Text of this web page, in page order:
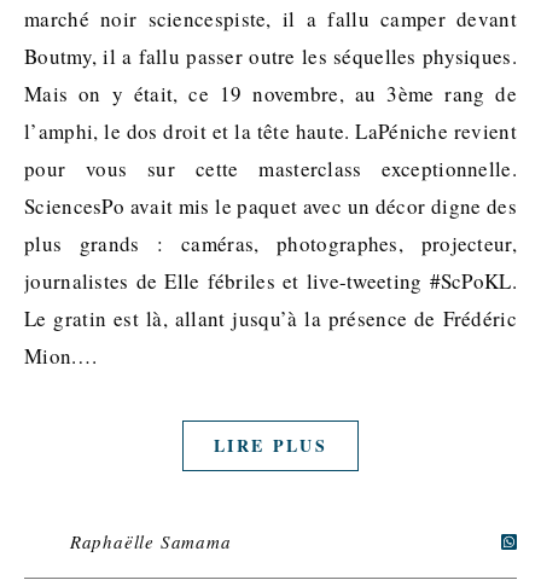
marché noir sciencespiste, il a fallu camper devant
Boutmy, il a fallu passer outre les séquelles physiques.
Mais on y était, ce 19 novembre, au 3ème rang de
l’amphi, le dos droit et la tête haute. LaPéniche revient
pour vous sur cette masterclass exceptionnelle.
SciencesPo avait mis le paquet avec un décor digne des
plus grands : caméras, photographes, projecteur,
journalistes de Elle fébriles et live-tweeting #ScPoKL.
Le gratin est là, allant jusqu’à la présence de Frédéric
Mion.…
LIRE PLUS
Raphaëlle Samama